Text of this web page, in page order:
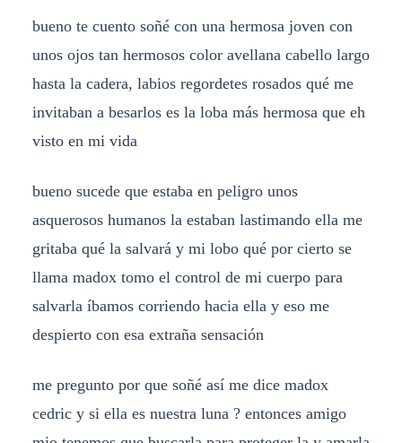
bueno te cuento soñé con una hermosa joven con
unos ojos tan hermosos color avellana cabello largo
hasta la cadera, labios regordetes rosados qué me
invitaban a besarlos es la loba más hermosa que eh
visto en mi vida
bueno sucede que estaba en peligro unos
asquerosos humanos la estaban lastimando ella me
gritaba qué la salvará y mi lobo qué por cierto se
llama madox tomo el control de mi cuerpo para
salvarla íbamos corriendo hacia ella y eso me
despierto con esa extraña sensación
me pregunto por que soñé así me dice madox
cedric y si ella es nuestra luna ? entonces amigo